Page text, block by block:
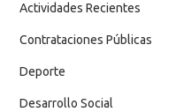
Actividades Recientes
Contrataciones Públicas
Deporte
Desarrollo Social